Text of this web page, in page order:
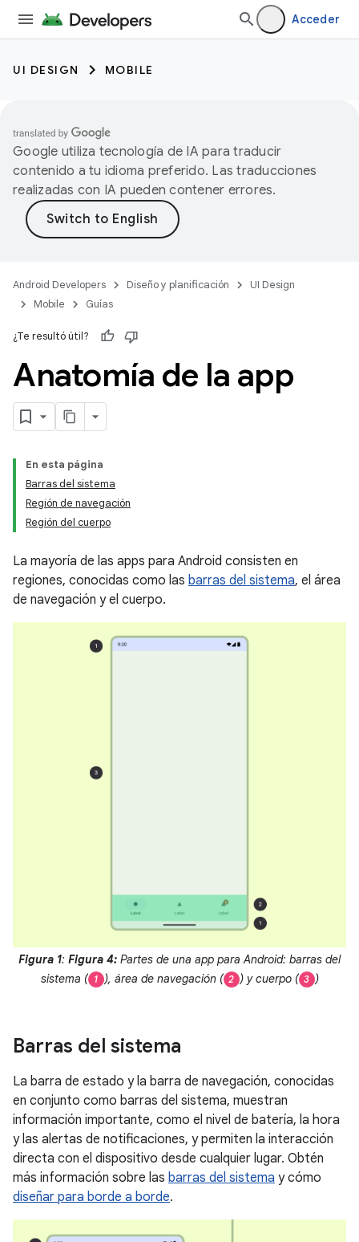
Acceder
UI DESIGN MOBILE
Google utiliza tecnología de IA para traducir
contenido a tu idioma preferido. Las traducciones
realizadas con IA pueden contener errores.
Android Developers Diseño y planificación
UI Design
Mobile
Guías
¿Te resultó útil?
Anatomía de la app
En esta página
Barras del sistema
Región de navegación
Región del cuerpo
La mayoría de las apps para Android consisten en
regiones, conocidas como las barras del sistema, el área
de navegación y el cuerpo.
Figura 1: Figura 4: Partes de una app para Android: barras del
sistema ( 1 ), área de navegación ( 2 ) y cuerpo ( 3 )
Barras del sistema
La barra de estado y la barra de navegación, conocidas
en conjunto como barras del sistema, muestran
información importante, como el nivel de batería, la hora
y las alertas de notificaciones, y permiten la interacción
directa con el dispositivo desde cualquier lugar. Obtén
más información sobre las barras del sistema y cómo
diseñar para borde a borde.